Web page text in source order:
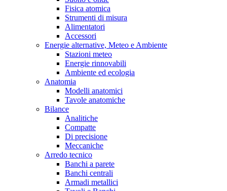
Fisica atomica
Strumenti di misura
Alimentatori
Accessori
Energie alternative, Meteo e Ambiente
Stazioni meteo
Energie rinnovabili
Ambiente ed ecologia
Anatomia
Modelli anatomici
Tavole anatomiche
Bilance
Analitiche
Compatte
Di precisione
Meccaniche
Arredo tecnico
Banchi a parete
Banchi centrali
Armadi metallici